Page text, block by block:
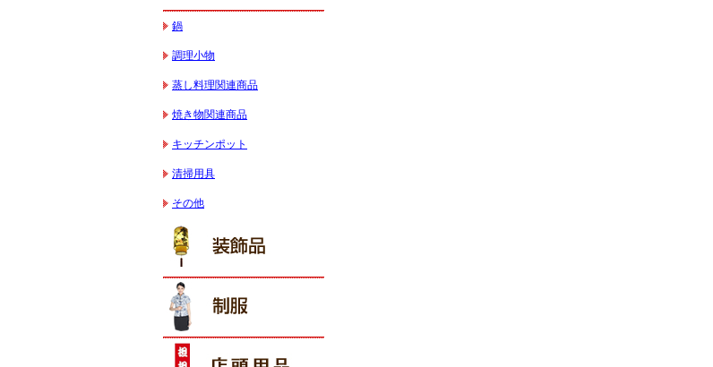
鍋
調理小物
蒸し料理関連商品
焼き物関連商品
キッチンポット
清掃用具
その他